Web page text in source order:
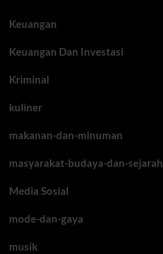
Keuangan
Keuangan Dan Investasi
Kriminal
kuliner
makanan-dan-minuman
masyarakat-budaya-dan-sejarah
Media Sosial
mode-dan-gaya
musik